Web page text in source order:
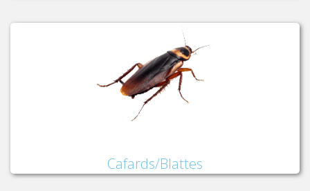
Cafards/Blattes